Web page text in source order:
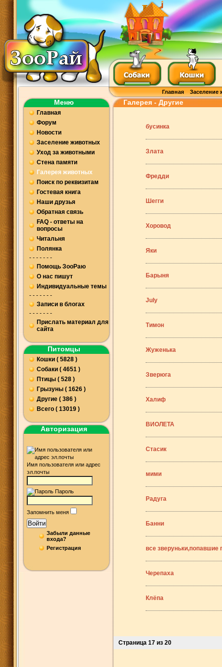
Главная Заселение
Меню
Главная
Форум
Новости
Заселение животных
Уход за животными
Стена памяти
Галерея животных
Поиск по реквизитам
Гостевая книга
Наши друзья
Обратная связь
FAQ - ответы на
вопросы
Читальня
Полянка
- - - - - - -
Помощь ЗооРаю
О нас пишут
Индивидуальные темы
- - - - - - -
Записи в блогах
- - - - - - -
Прислать материал для
сайта
Питомцы
Кошки ( 5828 )
Собаки ( 4651 )
Птицы ( 528 )
Грызуны ( 1626 )
Другие ( 386 )
Всего ( 13019 )
Авторизация
Имя пользователя или адрес
эл.почты
Пароль
Запомнить меня
Войти
Забыли данные
входа?
Регистрация
Галерея - Другие
бусинка
Злата
Фредди
Шегги
Хоровод
Яки
Барыня
July
Тимон
Жуженька
Зверюга
Халиф
ВИОЛЕТА
Стасик
мими
Радуга
Банни
все
Черепаха
Клёпа
Страница 17 из 20